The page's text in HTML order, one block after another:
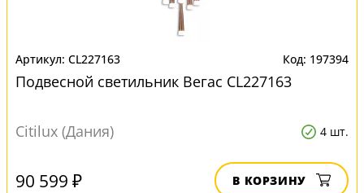
CL227163 197394
Подвесной светильник Вегас CL227163
Citilux (Дания) 4 шт.
90 599 ₽ В КОРЗИНУ